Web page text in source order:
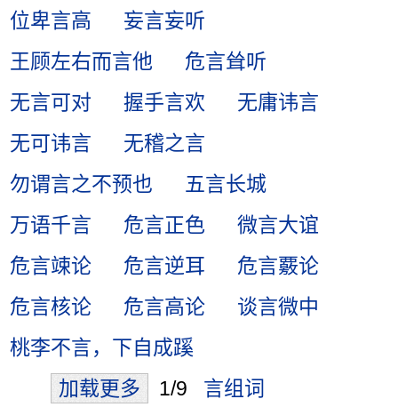
位卑言高
妄言妄听
王顾左右而言他
危言耸听
无言可对
握手言欢
无庸讳言
无可讳言
无稽之言
勿谓言之不预也
五言长城
万语千言
危言正色
微言大谊
危言竦论
危言逆耳
危言覈论
危言核论
危言高论
谈言微中
桃李不言，下自成蹊
加载更多
1/9 言组词